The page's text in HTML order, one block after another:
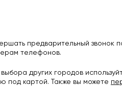
предварительный звонок
телефонов.
других городов
под картой. Также вы можете